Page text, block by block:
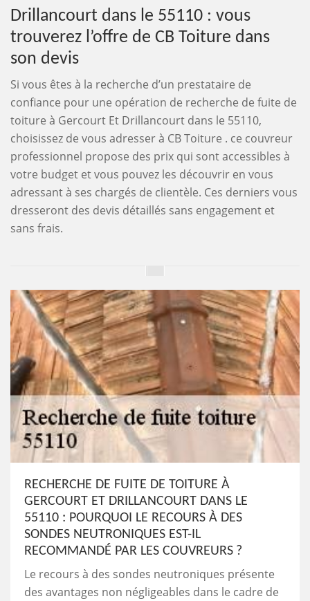
Drillancourt dans le 55110 : vous
trouverez l’offre de CB Toiture dans
son devis
Si vous êtes à la recherche d’un prestataire de
confiance pour une opération de recherche de fuite de
toiture à Gercourt Et Drillancourt dans le 55110,
choisissez de vous adresser à CB Toiture . ce couvreur
professionnel propose des prix qui sont accessibles à
votre budget et vous pouvez les découvrir en vous
adressant à ses chargés de clientèle. Ces derniers vous
dresseront des devis détaillés sans engagement et
sans frais.
RECHERCHE DE FUITE DE TOITURE À
GERCOURT ET DRILLANCOURT DANS LE
55110 : POURQUOI LE RECOURS À DES
SONDES NEUTRONIQUES EST-IL
RECOMMANDÉ PAR LES COUVREURS ?
Le recours à des sondes neutroniques présente
des avantages non négligeables dans le cadre de